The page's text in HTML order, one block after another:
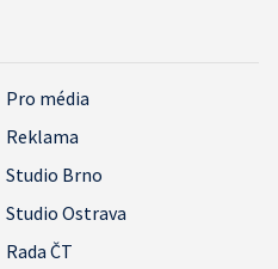
Pro média
Reklama
Studio Brno
Studio Ostrava
Rada ČT